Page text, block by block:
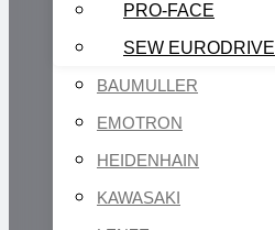
PRO-FACE
SEW EURODRIVE
BAUMULLER
EMOTRON
HEIDENHAIN
KAWASAKI